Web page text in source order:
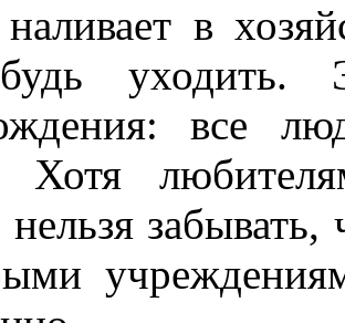
наливает в
уходить.
все
Хотя
забывать,